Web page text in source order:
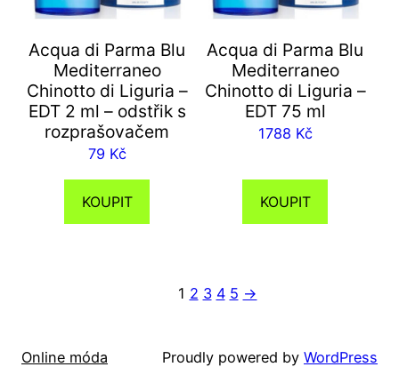
Acqua di Parma Blu
Mediterraneo
Chinotto di Liguria –
EDT 2 ml – odstřik s
rozprašovačem
79 Kč
KOUPIT
Acqua di Parma Blu
Mediterraneo
Chinotto di Liguria –
EDT 75 ml
1788 Kč
KOUPIT
1 2 3 4 5 →
Online móda Proudly powered by WordPress